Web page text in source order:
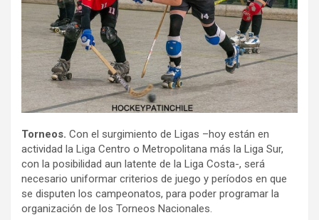
Torneos. Con el surgimiento de Ligas –hoy están en
actividad la Liga Centro o Metropolitana más la Liga Sur,
con la posibilidad aun latente de la Liga Costa-, será
necesario uniformar criterios de juego y períodos en que
se disputen los campeonatos, para poder programar la
organización de los Torneos Nacionales.